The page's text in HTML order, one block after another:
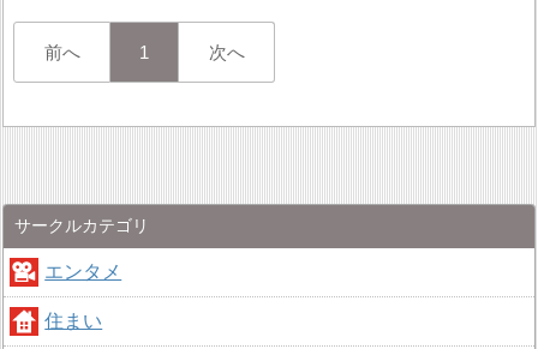
前へ 1 次へ
サークルカテゴリ
エンタメ
住まい